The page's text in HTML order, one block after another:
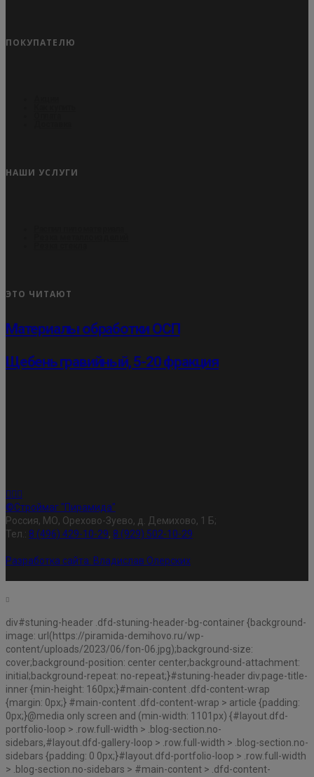
ПОКУПАТЕЛЮ
НАШИ УСЛУГИ
ЭТО ЧИТАЮТ
Материалы обработки ОСП
Щебень гравийный, 5-20 фракция
©Строймаг "Пирамида"
Россия, МО, Орехово-Зуево, д. Демихово, 1 Б;
Тел.: 8 (496) 429-10-29, 8 (929) 502-10-29
Разработка сайта: Владислав Олерских
div#stuning-header .dfd-stuning-header-bg-container {background-
image: url(https://piramida-demihovo.ru/wp-
content/uploads/2023/06/fon-06.jpg);background-size:
cover;background-position: center center;background-attachment:
initial;background-repeat: no-repeat;}#stuning-header div.page-title-
inner {min-height: 160px;}#main-content .dfd-content-wrap
{margin: 0px;} #main-content .dfd-content-wrap > article {padding:
0px;}@media only screen and (min-width: 1101px) {#layout.dfd-
portfolio-loop > .row.full-width > .blog-section.no-
sidebars,#layout.dfd-gallery-loop > .row.full-width > .blog-section.no-
sidebars {padding: 0 0px;}#layout.dfd-portfolio-loop > .row.full-width
> .blog-section.no-sidebars > #main-content > .dfd-content-